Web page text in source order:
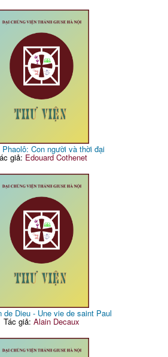
Phaolô: Con người và thời đại
giả: Edouard Cothenet
de Dieu - Une vie de saint Paul
Tác giả: Alain Decaux